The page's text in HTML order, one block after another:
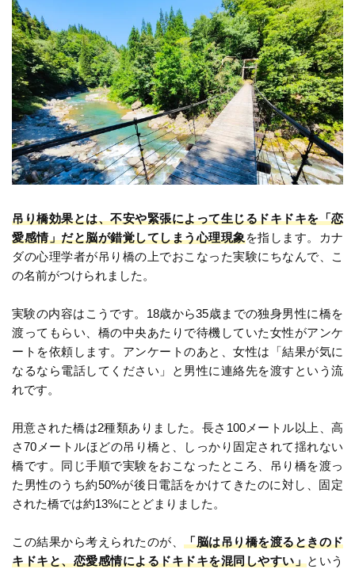
吊り橋効果とは、不安や緊張によって生じるドキドキを「恋
愛感情」だと脳が錯覚してしまう心理現象を指します。カナ
ダの心理学者が吊り橋の上でおこなった実験にちなんで、こ
の名前がつけられました。
実験の内容はこうです。18歳から35歳までの独身男性に橋を
渡ってもらい、橋の中央あたりで待機していた女性がアンケ
ートを依頼します。アンケートのあと、女性は「結果が気に
なるなら電話してください」と男性に連絡先を渡すという流
れです。
用意された橋は2種類ありました。長さ100メートル以上、高
さ70メートルほどの吊り橋と、しっかり固定されて揺れない
橋です。同じ手順で実験をおこなったところ、吊り橋を渡っ
た男性のうち約50%が後日電話をかけてきたのに対し、固定
された橋では約13%にとどまりました。
この結果から考えられたのが、 「脳は吊り橋を渡るときのド
キドキと、恋愛感情によるドキドキを混同しやすい」という